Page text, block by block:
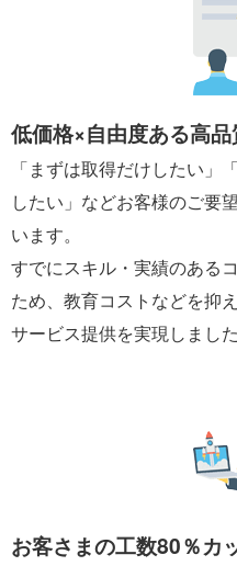
低価格×自由度ある高品
「まずは取得だけしたい」
したい」などお客様のご要
います。
すでにスキル・実績のある
ため、教育コストなどを抑
サービス提供を実現しました
お客さまの工数80％カ